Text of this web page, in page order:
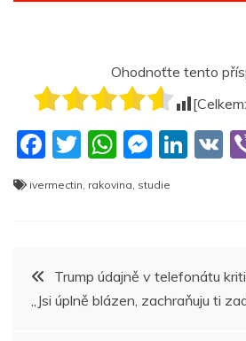
Ohodnoťte tento
[Celkem:
F
c
o
o
T
w
itt
W
h
at
p
p
M
e
ss
g
er
Li
n
V
ivermectin rakovina studie
Navigace
pro
Trump údajně v telefonátu
„Jsi úplně blázen, zachraňuju ti